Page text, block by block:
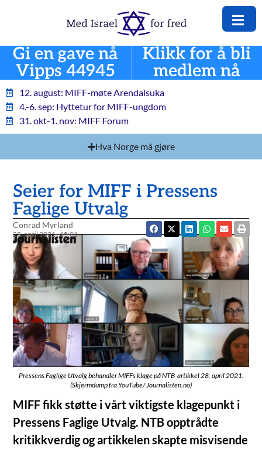
Gi en gave nå
Vipps 44945
Klikk for å bli
medlem nå
12. august: MIFF-møte Arendalsuka
4.-6. sep: Hyttetur for MIFF-ungdom
31. okt-1. nov: MIFF Forum
Hva Norge må gjøre
Seier for MIFF i Pressens
Faglige Utvalg
Conrad Myrland
28. april 2021 15:01
Pressens Faglige Utvalg behandler MIFFs klage på NTB-artikkel 28. april 2021.
(Skjermdump fra YouTube/ Journalisten.no)
MIFF fikk støtte i vårt viktigste klagepunkt i
Pressens Faglige Utvalg. NTB opptrådte
kritikkverdig og artikkelen skapte misvisende